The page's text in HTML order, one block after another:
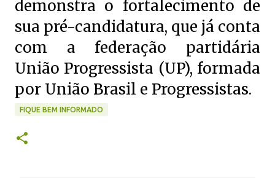
demonstra o fortalecimento de
sua pré-candidatura, que já conta
com a federação partidária
União Progressista (UP), formada
por União Brasil e Progressistas.
FIQUE BEM INFORMADO